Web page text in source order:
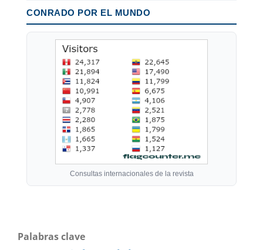
CONRADO POR EL MUNDO
Consultas internacionales de la revista
Palabras clave